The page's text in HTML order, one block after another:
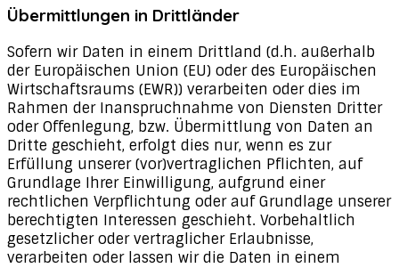
Übermittlungen in Drittländer
Sofern wir Daten in einem Drittland (d.h. außerhalb
der Europäischen Union (EU) oder des Europäischen
Wirtschaftsraums (EWR)) verarbeiten oder dies im
Rahmen der Inanspruchnahme von Diensten Dritter
oder Offenlegung, bzw. Übermittlung von Daten an
Dritte geschieht, erfolgt dies nur, wenn es zur
Erfüllung unserer (vor)vertraglichen Pflichten, auf
Grundlage Ihrer Einwilligung, aufgrund einer
rechtlichen Verpflichtung oder auf Grundlage unserer
berechtigten Interessen geschieht. Vorbehaltlich
gesetzlicher oder vertraglicher Erlaubnisse,
verarbeiten oder lassen wir die Daten in einem